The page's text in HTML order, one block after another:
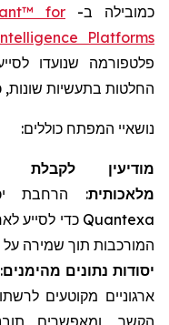
כמובילה ב-
for
Platforms
פלטפורמה שנועדו
החלטות בתעשיות שונות,
נושאיי המפתח כוללים:
מודיעין
מלאכותית: הרחבת
Quantexa כדי לסייע
המורכבות תוך שמירה על
יסודות נתונים מהימנים:
ארגוניים מקוטעים
הקשר, ומאפשרים